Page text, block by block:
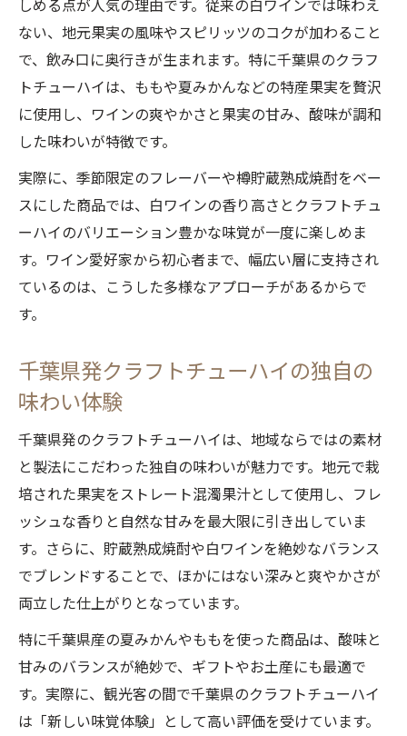
しめる点が人気の理由です。従来の白ワインでは味わえ
ない、地元果実の風味やスピリッツのコクが加わること
で、飲み口に奥行きが生まれます。特に千葉県のクラフ
トチューハイは、ももや夏みかんなどの特産果実を贅沢
に使用し、ワインの爽やかさと果実の甘み、酸味が調和
した味わいが特徴です。
実際に、季節限定のフレーバーや樽貯蔵熟成焼酎をベー
スにした商品では、白ワインの香り高さとクラフトチュ
ーハイのバリエーション豊かな味覚が一度に楽しめま
す。ワイン愛好家から初心者まで、幅広い層に支持され
ているのは、こうした多様なアプローチがあるからで
す。
千葉県発クラフトチューハイの独自の
味わい体験
千葉県発のクラフトチューハイは、地域ならではの素材
と製法にこだわった独自の味わいが魅力です。地元で栽
培された果実をストレート混濁果汁として使用し、フレ
ッシュな香りと自然な甘みを最大限に引き出していま
す。さらに、貯蔵熟成焼酎や白ワインを絶妙なバランス
でブレンドすることで、ほかにはない深みと爽やかさが
両立した仕上がりとなっています。
特に千葉県産の夏みかんやももを使った商品は、酸味と
甘みのバランスが絶妙で、ギフトやお土産にも最適で
す。実際に、観光客の間で千葉県のクラフトチューハイ
は「新しい味覚体験」として高い評価を受けています。